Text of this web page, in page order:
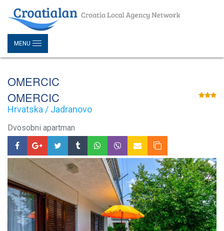
MENU
OMERCIC
OMERCIC
Hrvatska / Jadranovo
Dvosobni apartman